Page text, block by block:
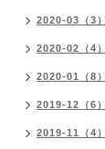
2020-03（3）
2020-02（4）
2020-01（8）
2019-12（6）
2019-11（4）